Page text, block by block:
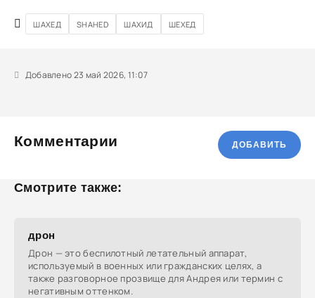
ШАХЕД SHAHED ШАХИД ШЕХЕД
Добавлено 23 май 2026, 11:07
Комментарии ДОБАВИТЬ
Смотрите также:
дрон
Дрон — это беспилотный летательный аппарат,
используемый в военных или гражданских целях, а
также разговорное прозвище для Андрея или термин с
негативным оттенком.